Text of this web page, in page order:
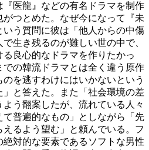
『医龍』などの有名ドラマを制作
がつとめた。なぜ今になって『未
う質問に彼は「他人からの中傷
生き残るのが難しい世の中で、
良心的なドラマを作りたかっ
の韓流ドラマとは全く違う原作
を逃すわけにはいかないという
と答えた。また「社会環境の差
う翻案したが、流れている人々
普遍的なもの」としながら「先
るよう望む」と頼んでいる。フ
対的な要素であるソフトな男性